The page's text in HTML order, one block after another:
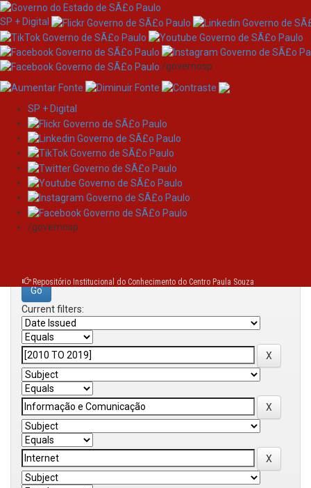
Skip
navigation
SP + Digital
/governosp
SP + Digital
/governosp
Repositório Institucional do Conhecimento do Centro Paula Souza
Search
Search:
Current filters: